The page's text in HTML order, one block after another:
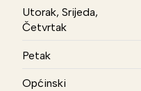
Utorak, Srijeda,
Četvrtak
Petak
Općinski